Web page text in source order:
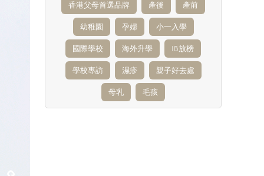
香港父母首選品牌 產後 產前
幼稚園 孕婦 小一入學
國際學校 海外升學 IB放榜
學校專訪 濕疹 親子好去處
母乳 毛孩